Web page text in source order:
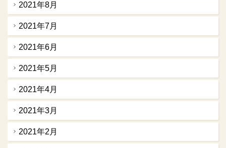
2021年8月
2021年7月
2021年6月
2021年5月
2021年4月
2021年3月
2021年2月